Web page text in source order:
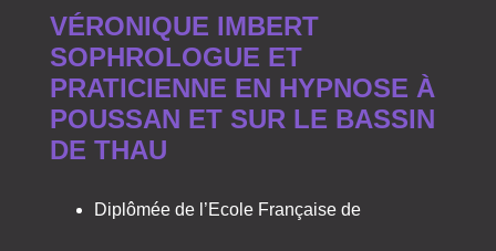
VÉRONIQUE IMBERT
SOPHROLOGUE ET
PRATICIENNE EN HYPNOSE À
POUSSAN ET SUR LE BASSIN
DE THAU
Diplômée de l’Ecole Française de